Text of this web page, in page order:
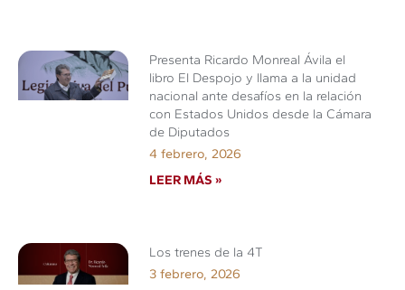
Presenta Ricardo Monreal Ávila el
libro El Despojo y llama a la unidad
nacional ante desafíos en la relación
con Estados Unidos desde la Cámara
de Diputados
4 febrero, 2026
LEER MÁS »
Los trenes de la 4T
3 febrero, 2026